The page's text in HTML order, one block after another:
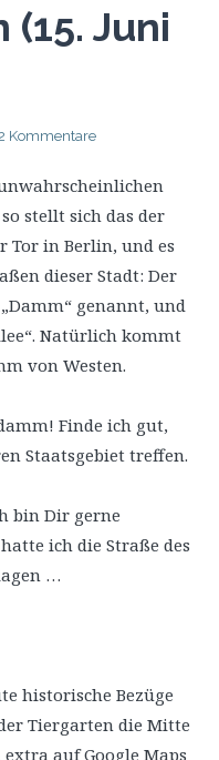
Juni
Kommentare
stellt sich das der
Tor in Berlin, und es
dieser Stadt: Der
genannt, und
Natürlich kommt
von Westen.
Finde ich gut,
Staatsgebiet treffen.
bin Dir gerne
ich die Straße des
…
historische Bezüge
Tiergarten die Mitte
auf Google Maps